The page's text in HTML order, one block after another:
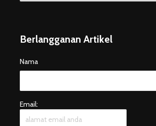
Berlangganan Artikel
Nama
Email: